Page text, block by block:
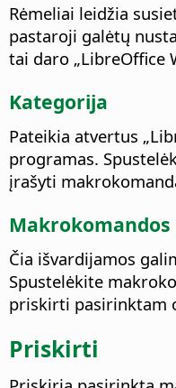
Rėmeliai leidžia
pastaroji galėtų
tai daro „LibreOffice
Kategorija
Pateikia atvertus
programas.
įrašyti
Čia išvardijamos
Spustelėkite
priskirti pasirinktam
Priskirti